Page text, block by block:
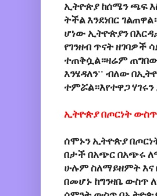
ኢትዮጵያ ከሰሜን ጫፍ
ትችል እንደነበር
ሆነው ኢትዮጵያን
የገንዘብ ጥናት ዘገባዎች
ተጠቅሷል።ዛሬም
እንሄዳለን'' ብለው
ተምሯል።እየተዋጋ
ኢትዮጵያ በጦርነት
ሰሞኑን ኢትዮጵያ
በታች በአጭር በአጭሩ
ሁሉም ስለማይዘምት እና
በመሆኑ ከግንዛቤ ውስጥ